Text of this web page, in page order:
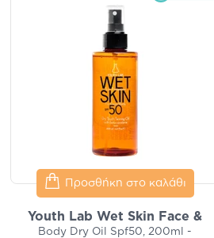
Προσθήκη στο καλάθι
Youth Lab Wet Skin Face &
Body Dry Oil Spf50, 200ml -